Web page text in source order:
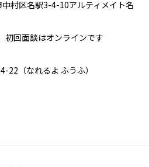
村区名駅3-4-10アルティメイト名
回面談はオンラインです
22（なれるよ ふうふ）